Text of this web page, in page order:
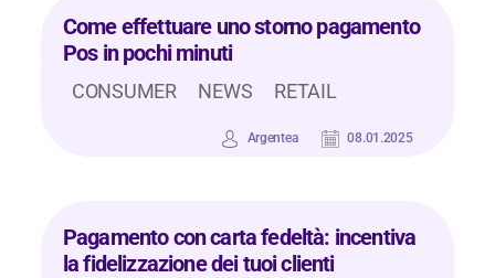
Come effettuare uno storno pagamento
Pos in pochi minuti
CONSUMER NEWS RETAIL
Argentea 08.01.2025
Pagamento con carta fedeltà: incentiva
la fidelizzazione dei tuoi clienti